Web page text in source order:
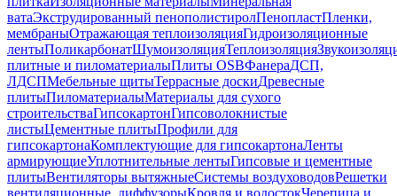
ватаЭкструдированный пенополистиролПенопластПленки,
мембраныОтражающая теплоизоляцияГидроизоляционные
лентыПоликарбонатШумоизоляцияТеплоизоляция
плитные и пиломатериалыПлиты OSBФанераДСП,
ЛДСПМебельные щитыТеррасные доскиДревесные
плитыПиломатериалыМатериалы для сухого
строительстваГипсокартонГипсоволокнистые
листыЦементные плитыПрофили для
гипсокартонаКомплектующие для гипсокартонаЛенты
армирующиеУплотнительные лентыГипсовые и цементные
плитыВентиляторы вытяжныеСистемы воздуховодовРешетки
вентиляционные, диффузорыКровля и водостокЧерепица и